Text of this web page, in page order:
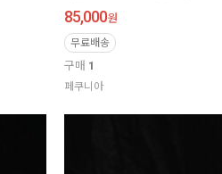
85,000원
무료배송
구매 1
페쿠니아